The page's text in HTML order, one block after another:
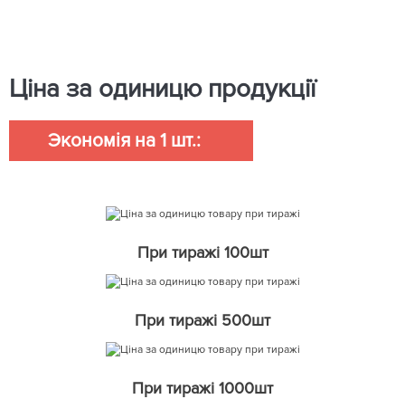
Ціна за одиницю продукції
Экономія на 1 шт.:
При тиражі 100шт
При тиражі 500шт
При тиражі 1000шт